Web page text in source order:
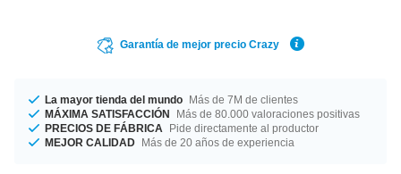
Garantía de mejor precio Crazy
La mayor tienda del mundo Más de 7M de clientes
MÁXIMA SATISFACCIÓN
Más de 80.000 valoraciones positivas
PRECIOS DE FÁBRICA
Pide directamente al productor
MEJOR CALIDAD Más de 20 años de experiencia